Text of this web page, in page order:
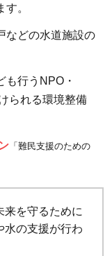
。
などの水道施設の
も行うNPO・
られる環境整備
「難民支援のための
来を守るために
水の支援が行わ